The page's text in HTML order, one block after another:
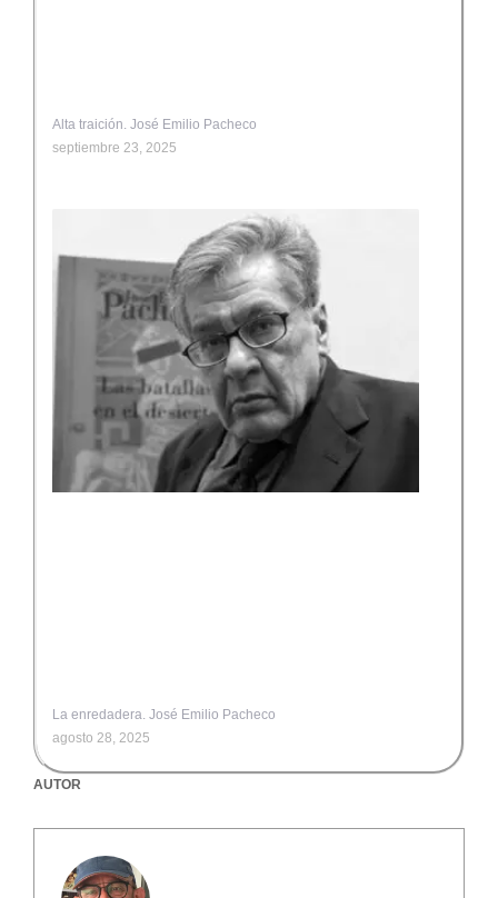
Alta traición. José Emilio Pacheco
septiembre 23, 2025
La enredadera. José Emilio Pacheco
agosto 28, 2025
AUTOR